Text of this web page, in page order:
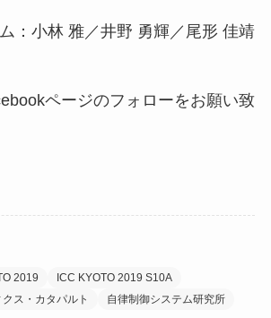
：小林 雅／井野 勇輝／尾形 佳靖
2019
ICC KYOTO 2019 S10A
ス・カタパルト
自律制御システム研究所